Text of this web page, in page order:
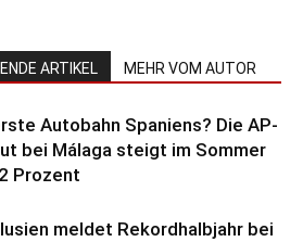
ARTIKEL MEHR VOM AUTOR
Autobahn Spaniens? Die AP-
bei Málaga steigt im Sommer
Prozent
meldet Rekordhalbjahr bei